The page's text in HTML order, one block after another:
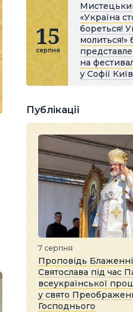
15
серпня
«Україна
бореться!
молиться!»
на
у Софії
Публікації
7 серпня
Проповідь
Святослава під час
всеукраїнської
у свято
Господнього